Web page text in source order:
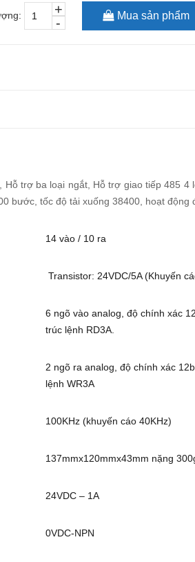
-
+ Mua sản phẩm
trợ ba loại ngắt, Hỗ trợ giao tiếp 485
tốc độ tải xuống 38400, hoạt động
14 vào / 10 ra
Transistor: 24VDC/5A (Khuyến
6 ngõ vào analog, độ chính xác
trúc lệnh RD3A.
2 ngõ ra analog, độ chính xác
lệnh WR3A
100KHz (khuyến cáo 40KHz)
137mmx120mmx43mm nặng
24VDC – 1A
0VDC-NPN